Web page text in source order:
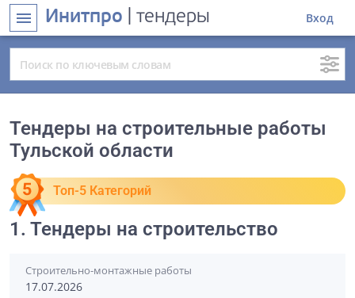
menu Инитпро | тендеры Вход
Тендеры на строительные работы
Тульской области
Топ-5 Категорий
1. Тендеры на строительство
Строительно-монтажные работы
17.07.2026